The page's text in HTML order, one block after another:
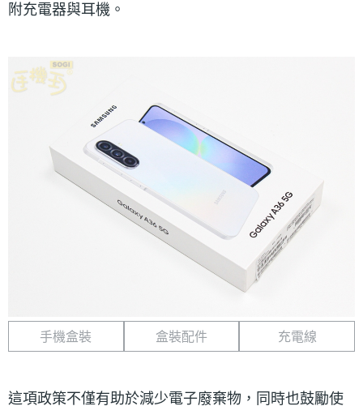
附充電器與耳機。
手機盒裝 盒裝配件 充電線
這項政策不僅有助於減少電子廢棄物，同時也鼓勵使